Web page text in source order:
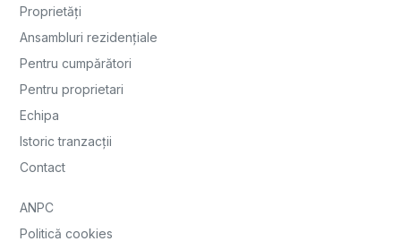
Proprietăți
Ansambluri rezidențiale
Pentru cumpărători
Pentru proprietari
Echipa
Istoric tranzacții
Contact
ANPC
Politică cookies